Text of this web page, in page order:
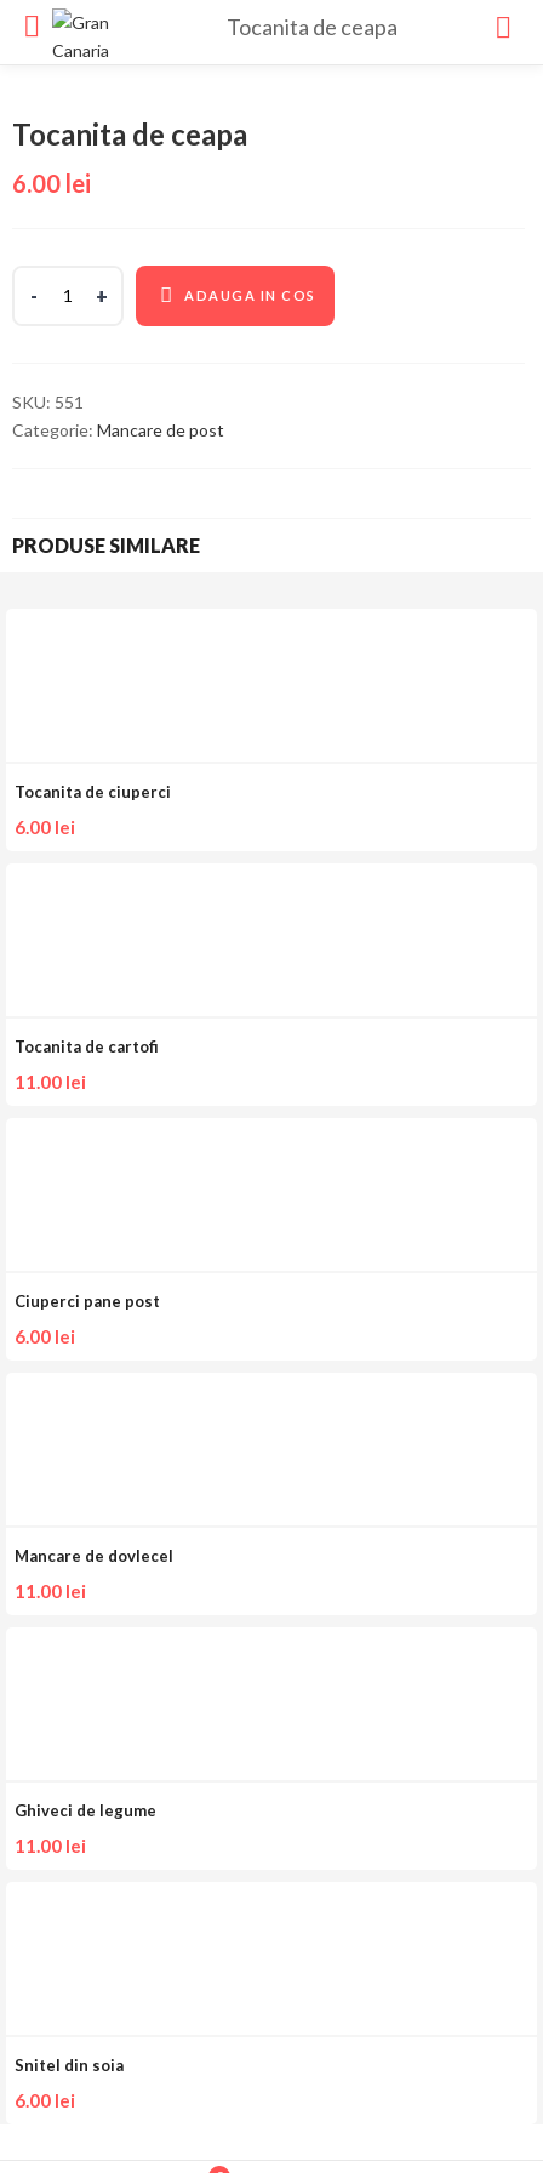
Tocanita de ceapa
Tocanita de ceapa
6.00 lei
ADAUGA IN COS
SKU: 551
Categorie: Mancare de post
PRODUSE SIMILARE
Tocanita de ciuperci
6.00 lei
Tocanita de cartofi
11.00 lei
Ciuperci pane post
6.00 lei
Mancare de dovlecel
11.00 lei
Ghiveci de legume
11.00 lei
Snitel din soia
6.00 lei